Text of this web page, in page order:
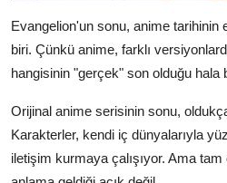
Evangelion'un sonu, anime tarihinin
biri. Çünkü anime, farklı
hangisinin "gerçek" son olduğu hala
Orijinal anime serisinin sonu,
Karakterler, kendi iç dünyalarıyla
iletişim kurmaya çalışıyor. Ama